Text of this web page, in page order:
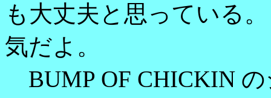
も大丈夫と思っている
気だよ。
BUMP OF CHICKIN